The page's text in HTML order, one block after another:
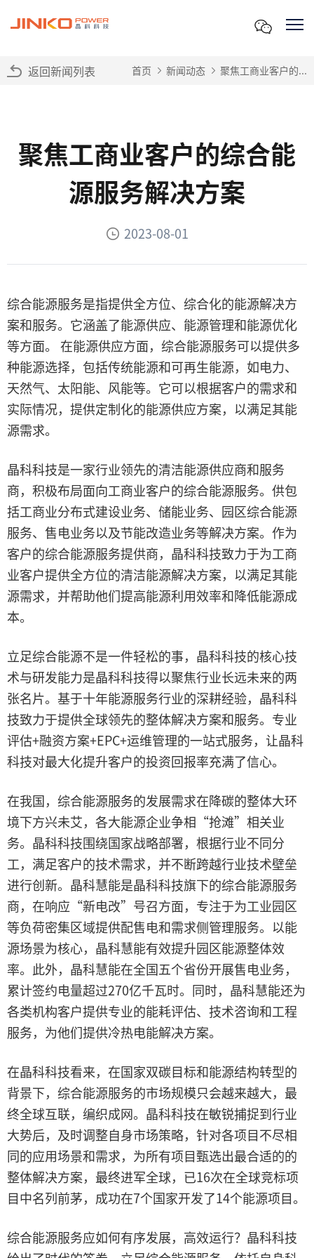
返回新闻列表 首页 新闻动态 聚焦工商业客户的...
聚焦工商业客户的综合能
源服务解决方案
2023-08-01
综合能源服务是指提供全方位、综合化的能源解决方
案和服务。它涵盖了能源供应、能源管理和能源优化
等方面。 在能源供应方面，综合能源服务可以提供多
种能源选择，包括传统能源和可再生能源，如电力、
天然气、太阳能、风能等。它可以根据客户的需求和
实际情况，提供定制化的能源供应方案，以满足其能
源需求。
晶科科技是一家行业领先的清洁能源供应商和服务
商，积极布局面向工商业客户的综合能源服务。供包
括工商业分布式建设业务、储能业务、园区综合能源
服务、售电业务以及节能改造业务等解决方案。作为
客户的综合能源服务提供商，晶科科技致力于为工商
业客户提供全方位的清洁能源解决方案，以满足其能
源需求，并帮助他们提高能源利用效率和降低能源成
本。
立足综合能源不是一件轻松的事，晶科科技的核心技
术与研发能力是晶科科技得以聚焦行业长远未来的两
张名片。基于十年能源服务行业的深耕经验，晶科科
技致力于提供全球领先的整体解决方案和服务。专业
评估+融资方案+EPC+运维管理的一站式服务，让晶科
科技对最大化提升客户的投资回报率充满了信心。
在我国，综合能源服务的发展需求在降碳的整体大环
境下方兴未艾，各大能源企业争相“抢滩”相关业
务。晶科科技围绕国家战略部署，根据行业不同分
工，满足客户的技术需求，并不断跨越行业技术壁垒
进行创新。晶科慧能是晶科科技旗下的综合能源服务
商，在响应“新电改”号召方面，专注于为工业园区
等负荷密集区域提供配售电和需求侧管理服务。以能
源场景为核心，晶科慧能有效提升园区能源整体效
率。此外，晶科慧能在全国五个省份开展售电业务，
累计签约电量超过270亿千瓦时。同时，晶科慧能还为
各类机构客户提供专业的能耗评估、技术咨询和工程
服务，为他们提供冷热电能解决方案。
在晶科科技看来，在国家双碳目标和能源结构转型的
背景下，综合能源服务的市场规模只会越来越大，最
终全球互联，编织成网。晶科科技在敏锐捕捉到行业
大势后，及时调整自身市场策略，针对各项目不尽相
同的应用场景和需求，为所有项目甄选出最合适的的
整体解决方案，最终进军全球，已16次在全球竞标项
目中名列前茅，成功在7个国家开发了14个能源项目。
综合能源服务应如何有序发展，高效运行？晶科科技